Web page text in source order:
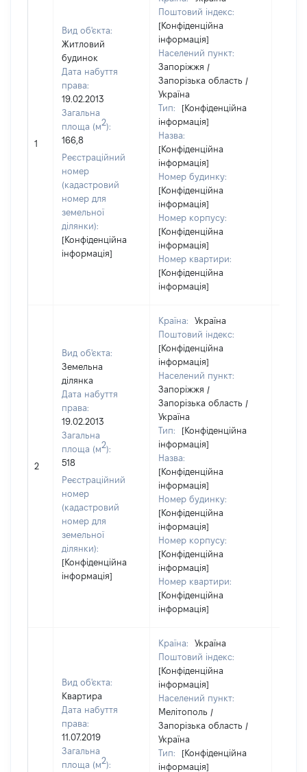
1
Вид об'єкта:
Житловий
будинок
Дата набуття
права:
19.02.2013
Загальна
площа (м2):
166,8
Реєстраційний
номер
(кадастровий
номер для
земельної
ділянки):
[Конфіденційна
інформація]
Поштовий індекс:
[Конфіденційна
інформація]
Населений пункт:
Запоріжжя /
Запорізька область /
Україна
Тип:
[Конфіденційна
інформація]
Назва:
[Конфіденційна
інформація]
Номер будинку:
[Конфіденційна
інформація]
Номер корпусу:
[Конфіденційна
інформація]
Номер квартири:
[Конфіденційна
інформація]
2
Вид об'єкта:
Земельна
ділянка
Дата набуття
права:
19.02.2013
Загальна
площа (м2):
518
Реєстраційний
номер
(кадастровий
номер для
земельної
ділянки):
[Конфіденційна
інформація]
Країна:
Україна
Поштовий індекс:
[Конфіденційна
інформація]
Населений пункт:
Запоріжжя /
Запорізька область /
Україна
Тип:
[Конфіденційна
інформація]
Назва:
[Конфіденційна
інформація]
Номер будинку:
[Конфіденційна
інформація]
Номер корпусу:
[Конфіденційна
інформація]
Номер квартири:
[Конфіденційна
інформація]
Вид об'єкта:
Квартира
Дата набуття
права:
11.07.2019
Загальна
площа (м2):
Країна:
Україна
Поштовий індекс:
[Конфіденційна
інформація]
Населений пункт:
Мелітополь /
Запорізька область /
Україна
Тип:
[Конфіденційна
інформація]